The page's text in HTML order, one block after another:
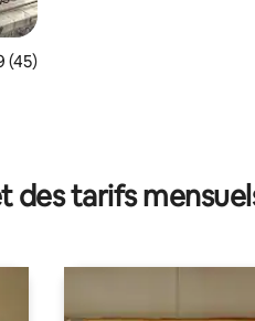
: 4,89 sur 5
moyenne sur la base de 45
(45)
des tarifs